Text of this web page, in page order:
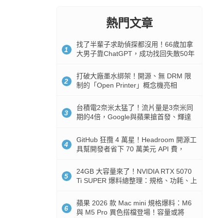
熱門文章
1
找了半輩子求助偵探都沒用！66歲加拿
大男子靠ChatGPT，成功找回失散50年
2
打破大廠墨水綁架！開源、無 DRM 限
制的「Open Printer」概念機亮相
3
台積電2奈米太猛了！流片量是3奈米同
期的4倍，Google與蘋果搶首發、輝達
4
GitHub 狂攬 4 萬星！Headroom 開源工
具幫開發者省下 70 萬美元 API 費，
5
24GB 大容量來了！NVIDIA RTX 5070
Ti SUPER 爆料總整理：規格、功耗、上
6
蘋果 2026 款 Mac mini 規格爆料：M6
與 M5 Pro 異色搭檔登場！容量或將